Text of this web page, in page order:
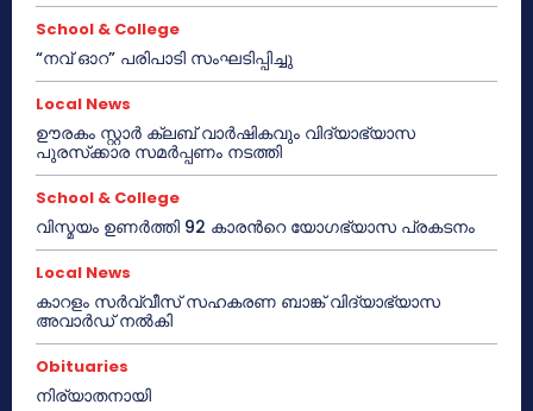
School & College
“നവ് ഓറ” പരിപാടി സംഘടിപ്പിച്ചു
Local News
ഊരകം സ്റ്റാർ ക്ലബ് വാർഷികവും വിദ്യാഭ്യാസ
പുരസ്‌ക്കാര സമർപ്പണം നടത്തി
School & College
വിസ്മയം ഉണർത്തി 92 കാരൻറെ യോഗഭ്യാസ പ്രകടനം
Local News
കാറളം സർവ്വീസ് സഹകരണ ബാങ്ക് വിദ്യാഭ്യാസ
അവാർഡ് നൽകി
Obituaries
നിര്യാതനായി